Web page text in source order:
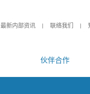
最新内部资讯 联络我们
伙伴合作